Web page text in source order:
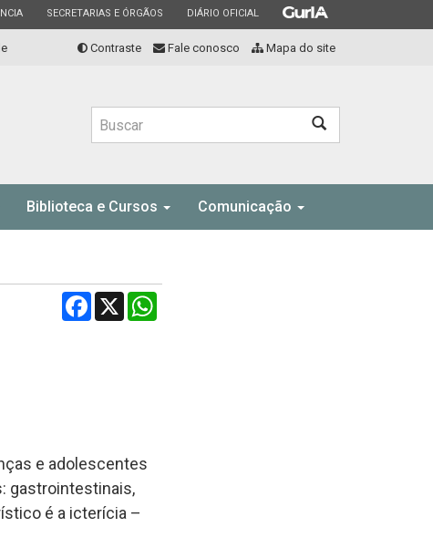
ESTADO
SECRETARIAS E ÓRGÃOS ESTADO
DIÁRIO OFICIAL ESTADO
Contraste Fale conosco Mapa do site
Buscar
Biblioteca e Cursos
Comunicação
Facebook
X
e adolescentes
gastrointestinais,
é a icterícia –